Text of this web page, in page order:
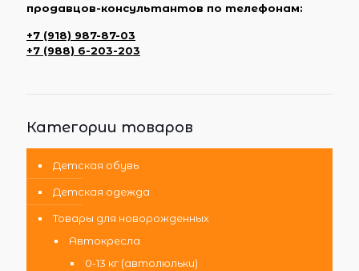
продавцов-консультантов по телефонам:
+7 (918) 987-87-03
+7 (988) 6-203-203
Категории товаров
Детская обувь
Детская одежда
Товары для новорожденных
Автокресла
0-13 кг (автолюльки)